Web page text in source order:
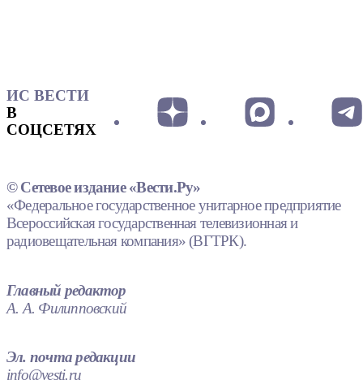
ИС ВЕСТИ
В
СОЦСЕТЯХ
© Сетевое издание «Вести.Ру»
«Федеральное государственное унитарное предприятие
Всероссийская государственная телевизионная и
радиовещательная компания» (ВГТРК).
Главный редактор
А. А. Филипповский
Эл. почта редакции
info@vesti.ru